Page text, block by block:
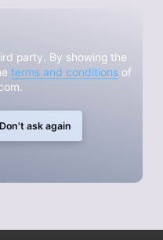
party. By showing the
terms and conditionsof
Don't ask again